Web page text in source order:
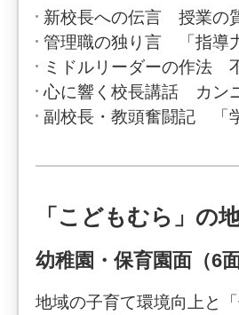
新校長への伝言 授業の
管理職の独り言 「指導
ミドルリーダーの作法
心に響く校長講話 カン
副校長・教頭奮闘記 「
「こどもむら」の
幼稚園・保育園面（6面
地域の子育て環境向上と